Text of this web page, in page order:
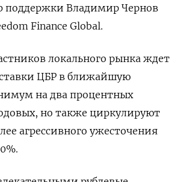
поддержки Владимир Чернов
Finance Global.
локального рынка ждет
ЦБР в ближайшую
на два процентных
но также циркулируют
агрессивного ужесточения